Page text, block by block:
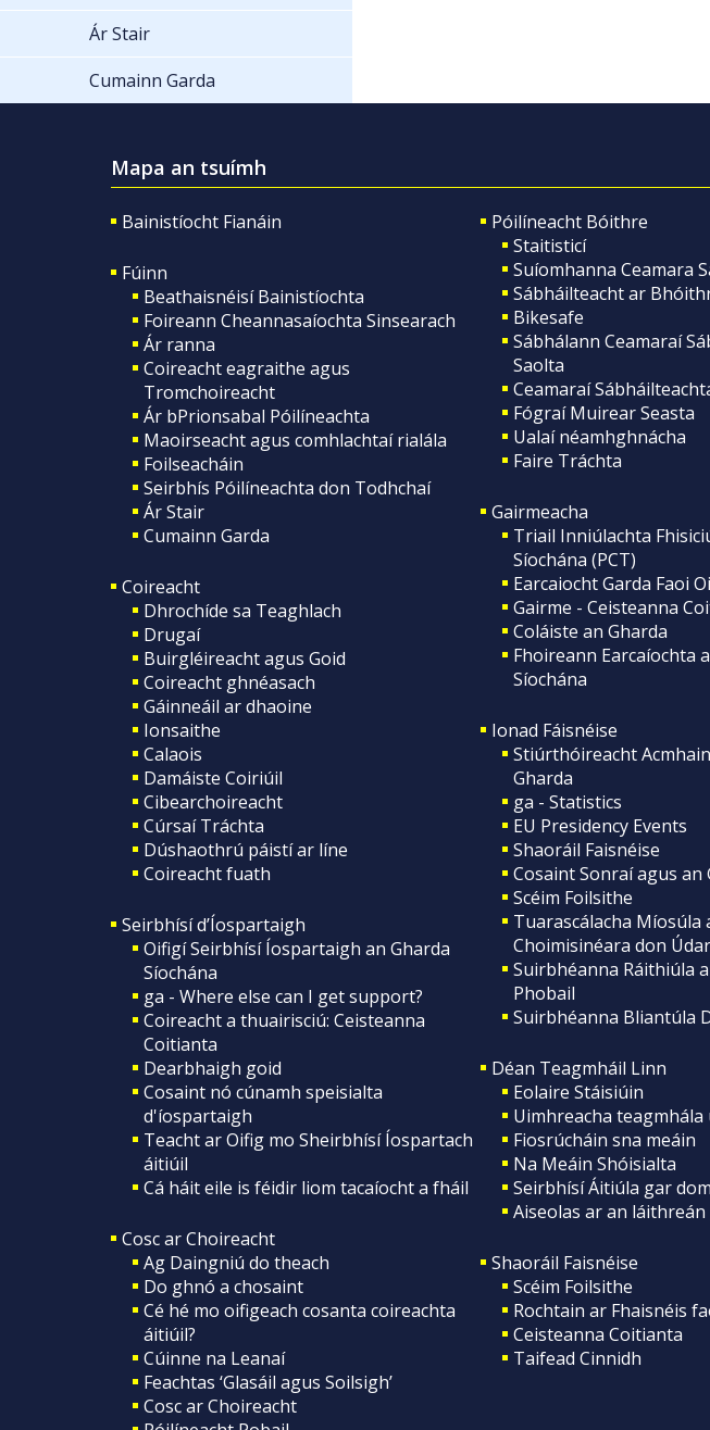
Ár Stair
Cumainn Garda
Mapa an tsuímh
Bainistíocht Fianáin
Fúinn
Beathaisnéisí Bainistíochta
Foireann Cheannasaíochta Sinsearach
Ár ranna
Coireacht eagraithe agus
Tromchoireacht
Ár bPrionsabal Póilíneachta
Maoirseacht agus comhlachtaí rialála
Foilseacháin
Seirbhís Póilíneachta don Todhchaí
Ár Stair
Cumainn Garda
Coireacht
Dhrochíde sa Teaghlach
Drugaí
Buirgléireacht agus Goid
Coireacht ghnéasach
Gáinneáil ar dhaoine
Ionsaithe
Calaois
Damáiste Coiriúil
Cibearchoireacht
Cúrsaí Tráchta
Dúshaothrú páistí ar líne
Coireacht fuath
Seirbhísí d’Íospartaigh
Oifigí Seirbhísí Íospartaigh an Gharda
Síochána
ga - Where else can I get support?
Coireacht a thuairisciú: Ceisteanna
Coitianta
Dearbhaigh goid
Cosaint nó cúnamh speisialta
d'íospartaigh
Teacht ar Oifig mo Sheirbhísí Íospartach
áitiúil
Cá háit eile is féidir liom tacaíocht a fháil
Cosc ar Choireacht
Ag Daingniú do theach
Do ghnó a chosaint
Cé hé mo oifigeach cosanta coireachta
áitiúil?
Cúinne na Leanaí
Feachtas ‘Glasáil agus Soilsigh’
Cosc ar Choireacht
Póilíneacht Bóithre
Staitisticí
Suíomhanna Ceamara
Sábháilteacht ar
Bikesafe
Sábhálann Ceamaraí
Saolta
Ceamaraí
Fógraí Muirear Seasta
Ualaí néamhghnácha
Faire Tráchta
Gairmeacha
Triail Inniúlachta
Síochána (PCT)
Earcaiocht Garda Faoi
Gairme - Ceisteanna
Coláiste an Gharda
Fhoireann Earcaíochta
Síochána
Ionad Fáisnéise
Stiúrthóireacht
Gharda
ga - Statistics
EU Presidency Events
Shaoráil Faisnéise
Cosaint Sonraí agus an
Scéim Foilsithe
Tuarascálacha Míosúla
Choimisinéara don
Suirbhéanna Ráithiúla
Phobail
Suirbhéanna Bliantúla
Déan Teagmháil Linn
Eolaire Stáisiúin
Uimhreacha teagmhála
Fiosrúcháin sna meáin
Na Meáin Shóisialta
Seirbhísí Áitiúla gar dom
Aiseolas ar an
Shaoráil Faisnéise
Scéim Foilsithe
Rochtain ar Fhaisnéis
Ceisteanna Coitianta
Taifead Cinnidh